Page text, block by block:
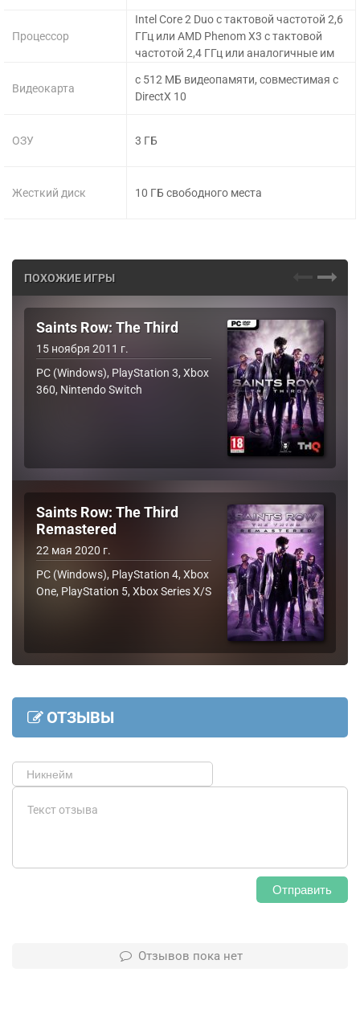
Процессор
Видеокарта
ОЗУ
Жесткий диск
Intel Core 2 Duo с тактовой частотой 2,6
ГГц или AMD Phenom X3 с тактовой
частотой 2,4 ГГц или аналогичные им
с 512 МБ видеопамяти, совместимая с
DirectX 10
3 ГБ
10 ГБ свободного места
ПОХОЖИЕ ИГРЫ
Saints Row: The Third
15 ноября 2011 г.
PC (Windows), PlayStation 3, Xbox
360, Nintendo Switch
Saints Row: The Third
Remastered
22 мая 2020 г.
PC (Windows), PlayStation 4, Xbox
One, PlayStation 5, Xbox Series X/S
ОТЗЫВЫ
Отправить
Отзывов пока нет